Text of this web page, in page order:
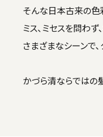
そんな日本古来の色
ミス、ミセスを問わ
さまざまなシーンで
かづら清ならではの